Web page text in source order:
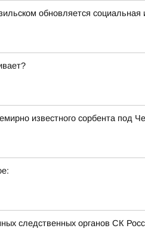
обновляется социальная
известного сорбента под
следственных органов СК